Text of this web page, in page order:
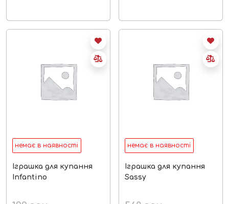
немає в наявності
Іграшка для купання
Infantino
немає в наявності
Іграшка для купання
Sassy